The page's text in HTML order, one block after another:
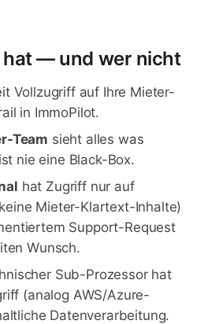
hat — und wer nicht
Vollzugriff auf Ihre Mieter-
in ImmoPilot.
Team sieht alles was
nie eine Black-Box.
hat Zugriff nur auf
Mieter-Klartext-Inhalte)
Support-Request
Wunsch.
Sub-Prozessor hat
(analog AWS/Azure-
Datenverarbeitung.